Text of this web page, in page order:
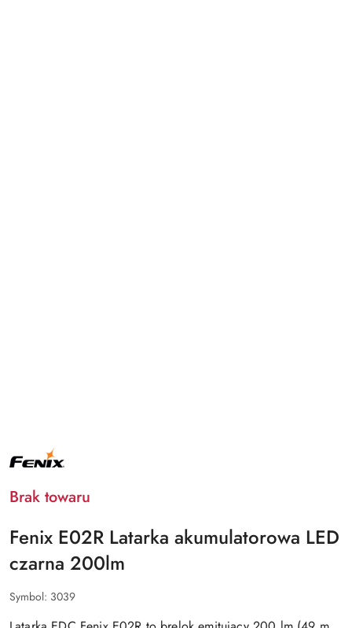
NAZWA
PRODUCENTA:
Brak towaru
Fenix E02R Latarka akumulatorowa LED
czarna 200lm
Symbol: 3039